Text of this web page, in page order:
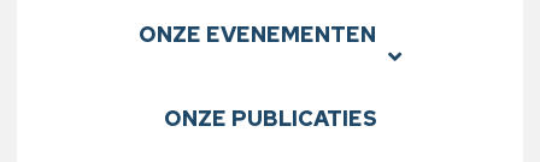
ONZE EVENEMENTEN
ONZE PUBLICATIES